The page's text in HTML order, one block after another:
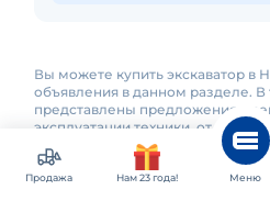
Вы можете купить экскаватор в
объявления в данном разделе. В
представлены предложения в
эксплуатации техники, от
непосредственных владельцев
сортировку экскаваторов по
критериям и выбирайте
Продажа Нам 23 года! Меню